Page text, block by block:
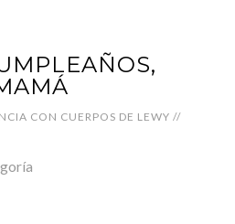
CON CUERPOS DE LEWY //